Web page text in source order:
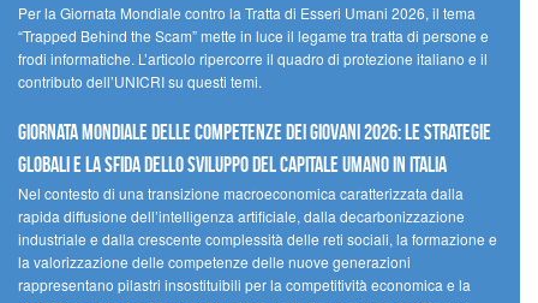
Per la Giornata Mondiale contro la Tratta di Esseri Umani 2026, il tema
“Trapped Behind the Scam” mette in luce il legame tra tratta di persone e
frodi informatiche. L’articolo ripercorre il quadro di protezione italiano e il
contributo dell’UNICRI su questi temi.
GIORNATA MONDIALE DELLE COMPETENZE DEI GIOVANI 2026: LE STRATEGIE
GLOBALI E LA SFIDA DELLO SVILUPPO DEL CAPITALE UMANO IN ITALIA
Nel contesto di una transizione macroeconomica caratterizzata dalla
rapida diffusione dell’intelligenza artificiale, dalla decarbonizzazione
industriale e dalla crescente complessità delle reti sociali, la formazione e
la valorizzazione delle competenze delle nuove generazioni
rappresentano pilastri insostituibili per la competitività economica e la